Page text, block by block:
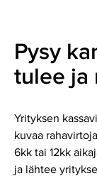
Pysy
tulee ja
Yrityksen
kuvaa
6kk tai 12kk
ja lähtee